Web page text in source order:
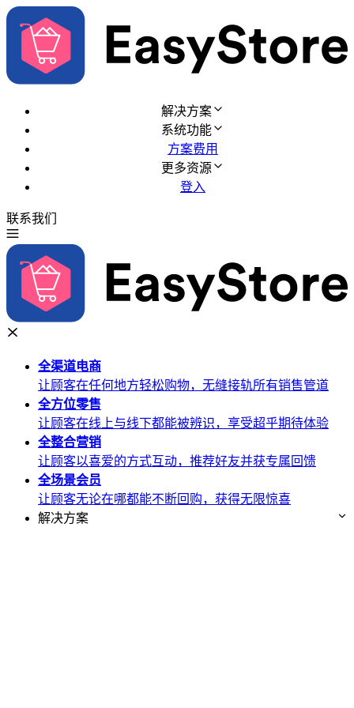
解决方案
系统功能
方案费用
更多资源
登入
联系我们
全渠道电商
让顾客在任何地方轻松购物，无缝接轨所有销售管道
全方位零售
让顾客在线上与线下都能被辨识，享受超乎期待体验
全整合营销
让顾客以喜爱的方式互动，推荐好友并获专属回馈
全场景会员
让顾客无论在哪都能不断回购，获得无限惊喜
解决方案